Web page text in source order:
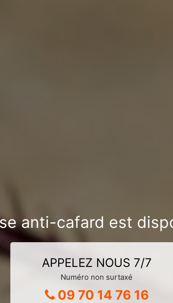
anti-cafard est
APPELEZ NOUS 7/7
Numéro non surtaxé
09 70 14 76 16